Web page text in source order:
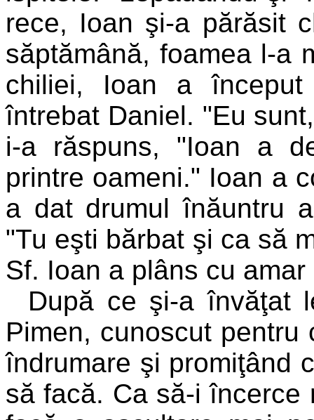
rece, Ioan şi-a părăsit
săptămână, foamea l-a
chiliei, Ioan a
întrebat Daniel. "Eu
i-a răspuns, "Ioan a
printre oameni." Ioan a
a dat drumul înăuntru
"Tu eşti bărbat şi ca să
Sf. Ioan a plâns cu
După ce şi-a învăţat
Pimen, cunoscut
îndrumare şi promiţând
să facă. Ca să-i încerce